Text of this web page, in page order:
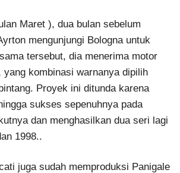
Maret ), dua bulan sebelum
mengunjungi Bologna untuk
tersebut, dia menerima motor
yang kombinasi warnanya dipilih
Proyek ini ditunda karena
sukses sepenuhnya pada
dan menghasilkan dua seri lagi
1998..
juga sudah memproduksi Panigale